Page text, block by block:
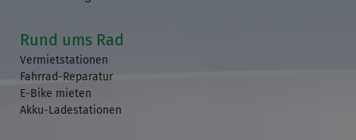
Rund ums Rad
Vermietstationen
Fahrrad-Reparatur
E-Bike mieten
Akku-Ladestationen